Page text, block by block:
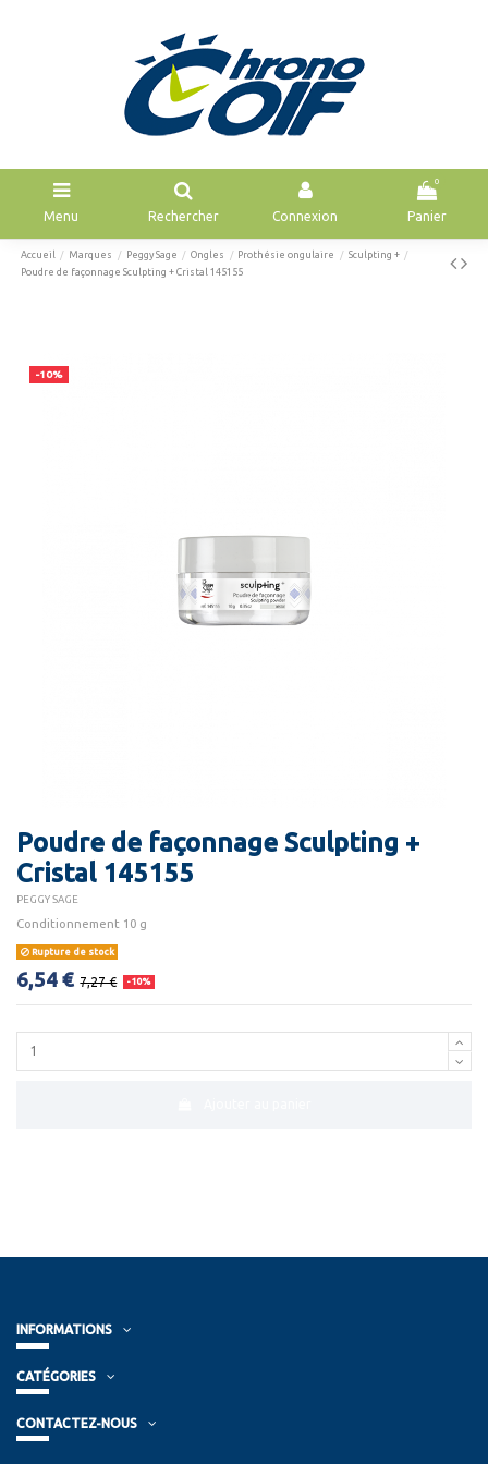
Menu Rechercher Connexion
0
Panier
Accueil Marques Peggy Sage Ongles Prothésie ongulaire
Sculpting +
Poudre de façonnage Sculpting + Cristal 145155
-10%
Poudre de façonnage Sculpting +
Cristal 145155
PEGGY SAGE
Conditionnement 10 g
Rupture de stock
6,54 € 7,27 € -10%
INFORMATIONS
CATÉGORIES
CONTACTEZ-NOUS